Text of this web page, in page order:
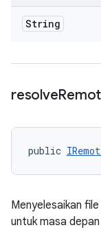
String
resolve
public
Menyelesaikan
untuk masa depan